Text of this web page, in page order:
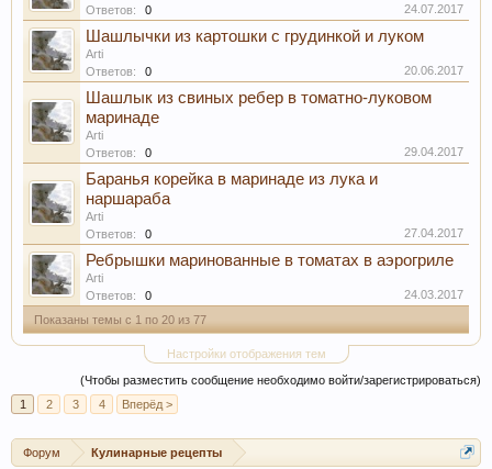
Ответов:
0 24.07.2017
Шашлычки из картошки с грудинкой и луком
Arti
Ответов:
0 20.06.2017
Шашлык из свиных ребер в томатно-луковом
маринаде
Arti
Ответов:
0 29.04.2017
Баранья корейка в маринаде из лука и
наршараба
Arti
Ответов:
0 27.04.2017
Ребрышки маринованные в томатах в аэрогриле
Arti
Ответов:
0
24.03.2017
Показаны темы с 1 по 20 из 77
Настройки отображения тем
(Чтобы разместить сообщение необходимо войти/зарегистрироваться)
1
2 3 4 Вперёд >
Форум Кулинарные рецепты